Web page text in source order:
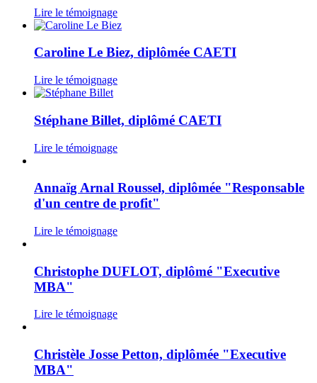
Lire le témoignage
Caroline Le Biez, diplômée CAETI
Lire le témoignage
Stéphane Billet, diplômé CAETI
Lire le témoignage
Annaïg Arnal Roussel, diplômée "Responsable
d'un centre de profit"
Lire le témoignage
Christophe DUFLOT, diplômé "Executive
MBA"
Lire le témoignage
Christèle Josse Petton, diplômée "Executive
MBA"